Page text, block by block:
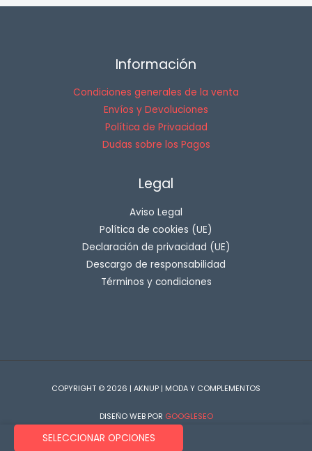
Información
Condiciones generales de la venta
Envíos y Devoluciones
Política de Privacidad
Dudas sobre los Pagos
Legal
Aviso Legal
Política de cookies (UE)
Declaración de privacidad (UE)
Descargo de responsabilidad
Términos y condiciones
COPYRIGHT © 2026 | AKNUP | MODA Y COMPLEMENTOS
DISEÑO WEB POR GOOGLESEO
SELECCIONAR OPCIONES